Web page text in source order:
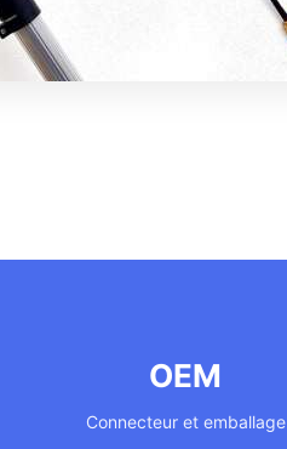
OEM
Connecteur et emballage